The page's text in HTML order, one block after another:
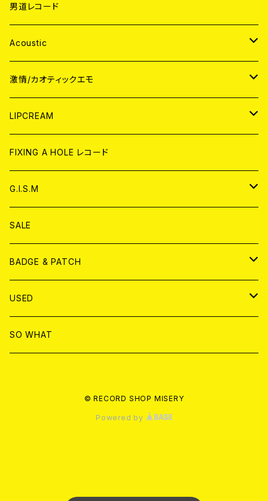
男道レコード
Acoustic
JAPAN
CD
ANALOG
WORLD
CD
ANALOG
激情/カオティックエモ
JAPAN
CD
ANALOG
WORLD
CD
ANALOG
LIPCREAM
CD
アナログ
DVD
T-shirt & WEAR
FIXING A HOLE レコード
G.I.S.M
CD
ANALOG
T-SHIRT & WEAR
DVD
SALE
BADGE & PATCH
BADGE
PATCH
USED
書籍
SO WHAT
© RECORD SHOP MISERY
Powered by